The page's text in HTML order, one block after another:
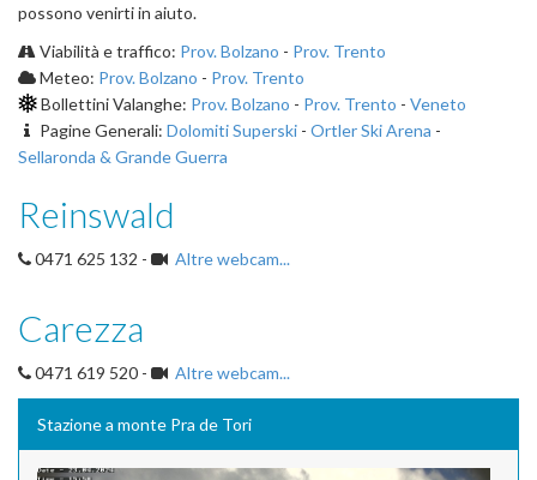
possono venirti in aiuto.
Viabilità e traffico: Prov. Bolzano - Prov. Trento
Meteo: Prov. Bolzano - Prov. Trento
Bollettini Valanghe: Prov. Bolzano - Prov. Trento - Veneto
Pagine Generali: Dolomiti Superski - Ortler Ski Arena -
Sellaronda & Grande Guerra
Reinswald
0471 625 132 - Altre webcam...
Carezza
0471 619 520 - Altre webcam...
Stazione a monte Pra de Tori